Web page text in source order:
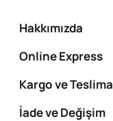
Hakkımızda
Online Express
Kargo ve
İade ve Değişim